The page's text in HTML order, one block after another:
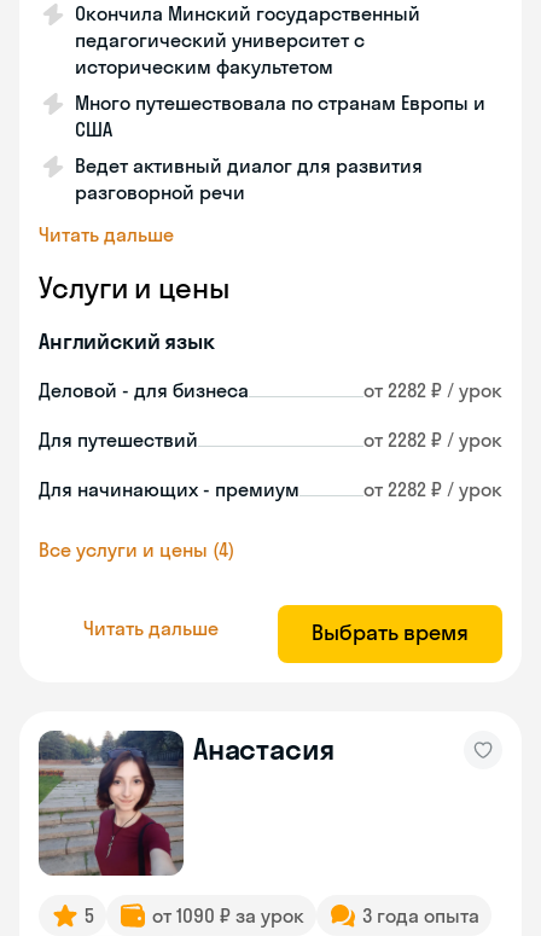
Окончила Минский государственный
педагогический университет с
историческим факультетом
Много путешествовала по странам Европы и
США
Ведет активный диалог для развития
разговорной речи
Читать дальше
Услуги и цены
Английский язык
Деловой - для бизнеса от 2282 ₽ / урок
Для путешествий от 2282 ₽ / урок
Для начинающих - премиум от 2282 ₽ / урок
Все услуги и цены (4)
Читать дальше Выбрать время
Анастасия
5 от 1090 ₽ за урок
3 года опыта